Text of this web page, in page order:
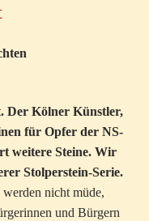
Der Kölner Künstler,
für Opfer der NS-
weitere Steine. Wir
Stolperstein-Serie.
nicht müde,
und Bürgern